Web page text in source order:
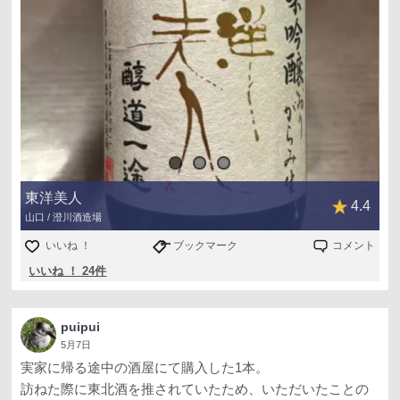
東洋美人
山口 / 澄川酒造場
4.4
いいね ！ ブックマーク コメント
いいね ！ 24件
puipui
5月7日
実家に帰る途中の酒屋にて購入した1本。
訪ねた際に東北酒を推されていたため、いただいたことの